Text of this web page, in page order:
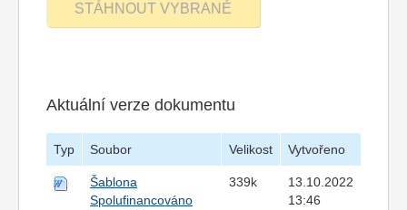
Aktuální verze dokumentu
Typ Soubor Velikost Vytvořeno
Šablona
Spolufinancováno
339k
13.10.2022
13:46